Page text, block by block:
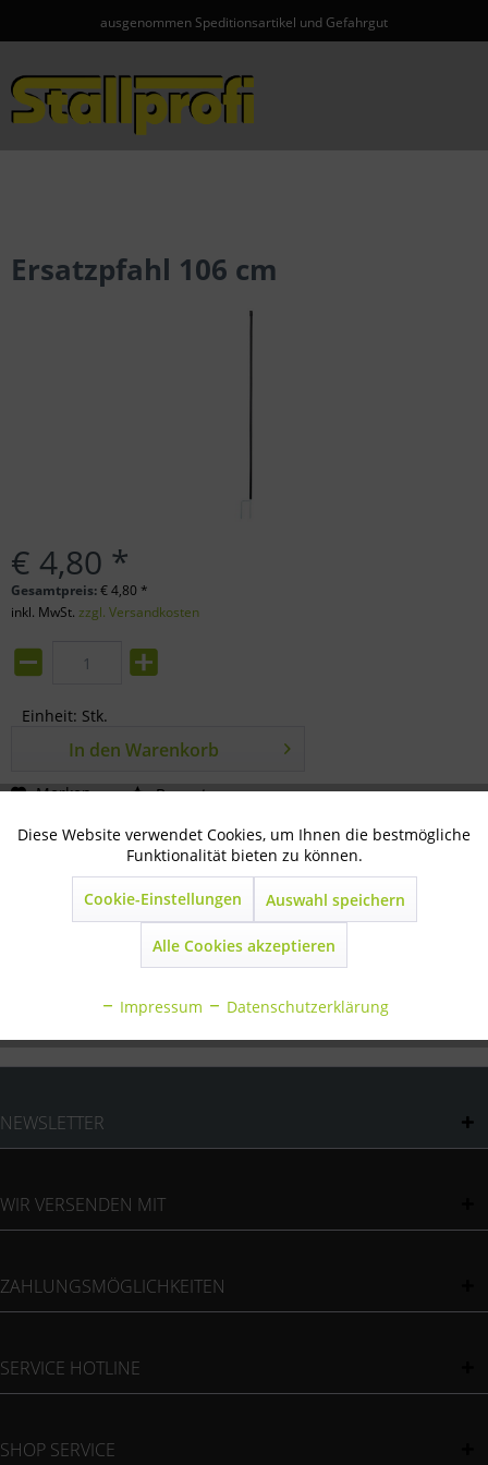
ausgenommen Speditionsartikel und Gefahrgut
Ersatzpfahl 106 cm
€ 4,80 *
Gesamtpreis:€4,80 *
inkl. MwSt. zzgl. Versandkosten
Einheit: Stk.
In den Warenkorb
Merken Bewerten
Artikel-Nr.: 81-88-0011
Beschreibung
für Geflügelnetz, schwarz Doppelspitzemehr
Bewertungen lesen, schreiben und diskutieren...mehr
NEWSLETTER
WIR VERSENDEN MIT
ZAHLUNGSMÖGLICHKEITEN
SERVICE HOTLINE
SHOP SERVICE
Technisch notwendig Aktiv
Marketing Inaktiv
Inaktiv
Sonstige
Diese Website verwendet Cookies, um Ihnen die bestmögliche
Funktionalität bieten zu können.
Cookie-Einstellungen Auswahl speichern
Alle Cookies akzeptieren
Impressum Datenschutzerklärung